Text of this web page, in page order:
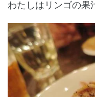
わたしはリンゴの果